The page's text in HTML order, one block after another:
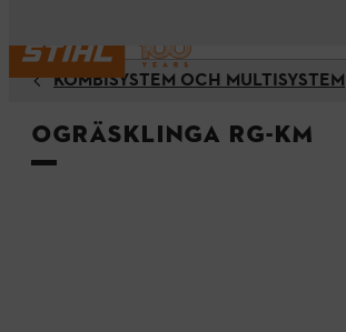
KOMBISYSTEM OCH MULTISYSTEM
Ogräsklinga RG-KM